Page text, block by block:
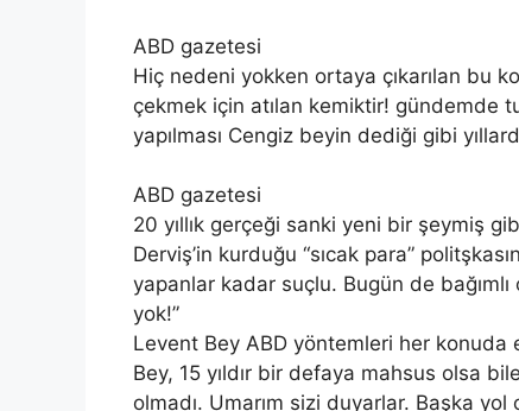
ABD gazetesi
Hiç nedeni yokken ortaya çıkarılan bu
çekmek için atılan kemiktir! gündemde
yapılması Cengiz beyin dediği gibi
ABD gazetesi
20 yıllık gerçeği sanki yeni bir şeymiş
Derviş’in kurduğu “sıcak para”
yapanlar kadar suçlu. Bugün de
yok!”
Levent Bey ABD yöntemleri her
Bey, 15 yıldır bir defaya mahsus olsa bile
olmadı. Umarım sizi duyarlar. Başka